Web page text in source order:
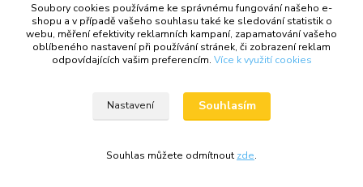
+420 602 549 946
petrmracek@bowlshop.cz
Soubory cookies používáme ke správnému fungování našeho e-
shopu a v případě vašeho souhlasu také ke sledování statistik o
webu, měření efektivity reklamních kampaní, zapamatování vašeho
oblíbeného nastavení při používání stránek, či zobrazení reklam
odpovídajících vašim preferencím. Více k využití cookies
Nastavení Souhlasím
Souhlas můžete odmítnout zde.